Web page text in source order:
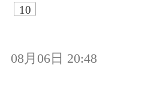
10
08月06日 20:48